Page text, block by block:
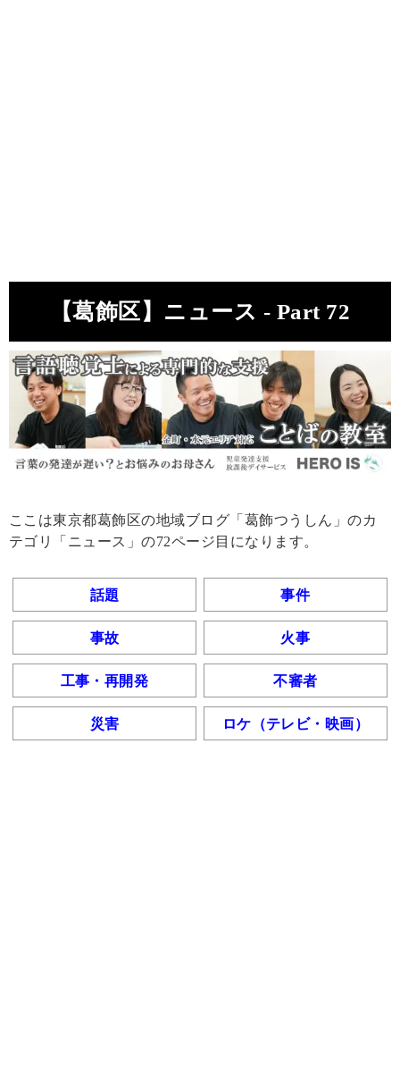
【葛飾区】ニュース - Part 72
ここは東京都葛飾区の地域ブログ「葛飾つうしん」のカ
テゴリ「ニュース」の72ページ目になります。
話題 事件
事故 火事
工事・再開発 不審者
災害 ロケ（テレビ・映画）